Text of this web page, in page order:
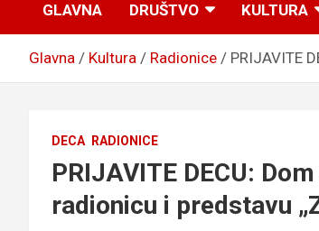
GLAVNA DRUŠTVO KULTURA
Glavna Kultura Radionice PRIJAVITE
DECA RADIONICE
PRIJAVITE DECU:
radionicu i predstavu